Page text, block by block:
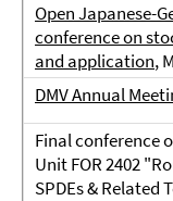
Open Japanese-
conference on
and application,
DMV Annual
Final conference
Unit FOR 2402
SPDEs & Related